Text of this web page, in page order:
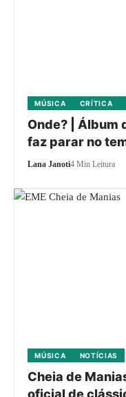
MÚSICA CRÍTICA
Onde? | Álbum
faz parar no
Lana Janoti4 Min Leitura
MÚSICA NOTÍCIAS
Cheia de
oficial de